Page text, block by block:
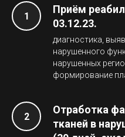
Приём
03.12.23.
диагностика,
нарушенного
нарушенных
формирование
Отработка
тканей в